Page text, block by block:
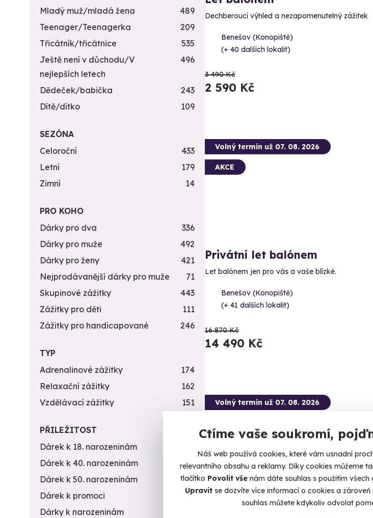
Ctíme vaše soukromí,
Náš web používá cookies, které vám usnadní
relevantního obsahu a reklamy. Díky cookies můžeme
tlačítko Povolit vše nám dáte souhlas s použitím
Upravitse dozvíte více informací o cookies a zároveň
souhlas můžete kdykoliv odvolat
Dechberoucí výhled a nezapomenutelný zážitek
Benešov (Konopiště)
(+ 40 dalších lokalit)
3 490 Kč
2 590 Kč
Volný termín už 07. 08. 2026
AKCE
Privátní let balónem
Let balónem jen pro vás a vaše blízké.
Benešov (Konopiště)
(+ 41 dalších lokalit)
16 870 Kč
14 490 Kč
Volný termín už 07. 08. 2026
Let balónem pro dva
Mladý muž/mladá žena
489
Teenager/Teenagerka
209
Třicátník/třicátnice
535
Ještě není v důchodu/V
nejlepších letech
496
Dědeček/babička
243
Dítě/dítko
109
SEZÓNA
Celoroční
433
Letní
179
Zimní
14
PRO KOHO
Dárky pro dva
336
Dárky pro muže
492
Dárky pro ženy
421
Nejprodávanější dárky pro muže
71
Skupinové zážitky
443
Zážitky pro děti
111
Zážitky pro handicapované
246
TYP
Adrenalinové zážitky
174
Relaxační zážitky
162
Vzdělávací zážitky
151
PŘILEŽITOST
Dárek k 18. narozeninám
Dárek k 40. narozeninám
453
Dárek k 50. narozeninám
378
Dárek k promoci
245
Dárky k narozeninám